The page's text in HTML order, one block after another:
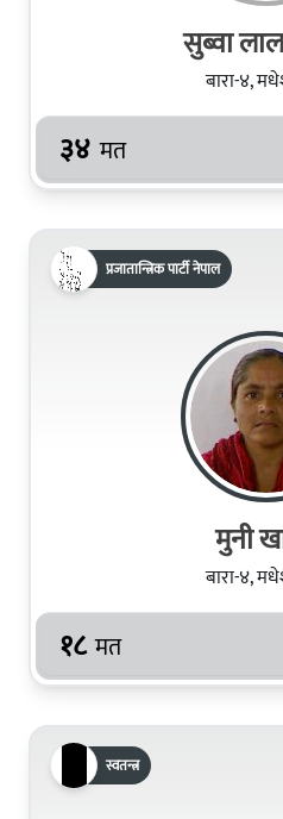
सुब्वा लाल
बारा-४,
३४ मत
प्रजातान्त्रिक पार्टी नेपाल
मुनी
बारा-४,
१८ मत
स्वतन्त्र